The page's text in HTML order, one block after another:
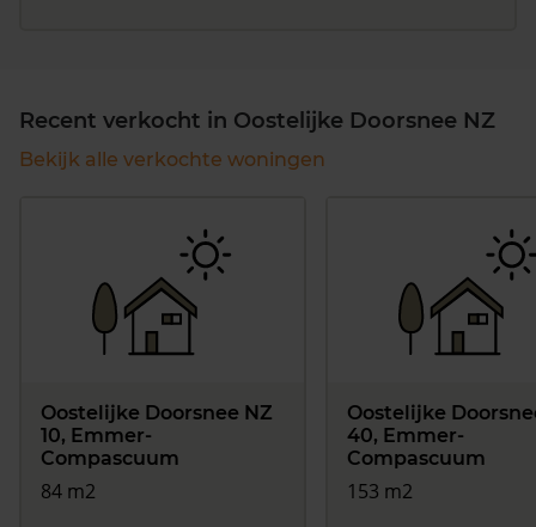
Recent verkocht in Oostelijke Doorsnee NZ
Bekijk alle verkochte woningen
Oostelijke Doorsnee NZ
10, Emmer-
Compascuum
84 m2
Oostelijke
40, Emmer-
Compascuum
153 m2